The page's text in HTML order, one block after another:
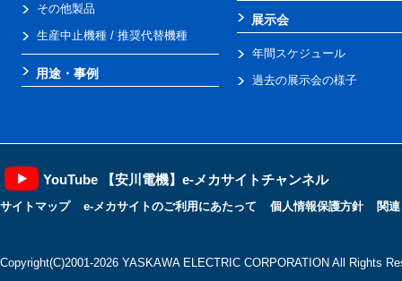
その他製品
生産中止機種 / 推奨代替機種
用途・事例
展示会
年間スケジュール
過去の展示会の様子
YouTube 【安川電機】e-メカサイトチャンネル
サイトマップ e-メカサイトのご利用にあたって 個人情報保護方針 関
Copyright(C)2001‐2026 YASKAWA ELECTRIC CORPORATION All Rights